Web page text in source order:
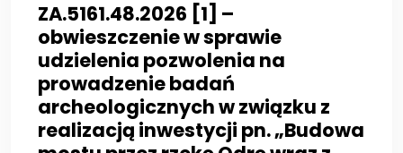
ZA.5161.48.2026 [1] –
obwieszczenie w sprawie
udzielenia pozwolenia na
prowadzenie badań
archeologicznych w związku z
realizacją inwestycji pn. „Budowa